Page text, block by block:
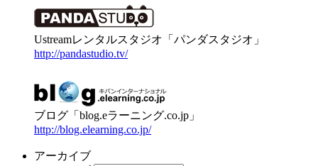
Ustreamレンタルスタジオ「パンダスタジオ」
http://pandastudio.tv/
ブログ「blog.eラーニング.co.jp」
http://blog.elearning.co.jp/
アーカイブ